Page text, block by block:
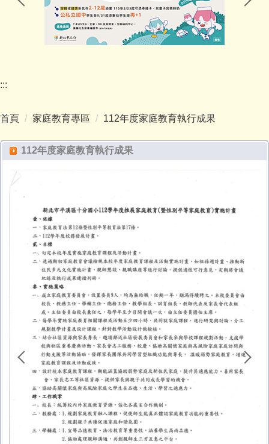
114學年度第2學期課程計畫備查通過備查
教師班級網頁
十分防疫專區
課程計畫專區
家庭教育專區
午餐專區
校外人士協助教學或活動專區
台灣母語日專區
環境教育專區
防災教育專區
學生事務相關法規
:::
首頁 家庭教育專區 112年度家庭教育執行成果
112年度家庭教育執行成果